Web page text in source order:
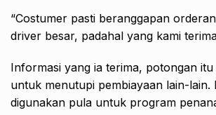
“Costumer pasti beranggapan
driver besar, padahal yang kami
Informasi yang ia terima, potongan
untuk menutupi pembiayaan lain-lain.
digunakan pula untuk program